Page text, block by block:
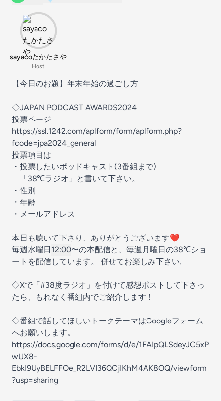
sayacoたかたさや
Host
【今日のお題】年末年始の過ごし方
◇JAPAN PODCAST AWARDS2024
投票ページ
https://ssl.1242.com/aplform/form/aplform.php?
fcode=jpa2024_general
投票項目は
・投票したいポッドキャスト(3番組まで)
「38℃ラジオ」と書いて下さい。
・性別
・年齢
・メールアドレス
本日も聴いて下さり、ありがとうございます❤️
毎週水曜日12:00〜の本配信と、毎週月曜日の38℃ショ
ートを配信しています。 併せてお楽しみ下さい.
◇Xで「#38度ラジオ」を付けて感想ポストして下さっ
たら、もれなく番組内でご紹介します！
◇番組で話してほしいトークテーマはGoogleフォーム
へお願いします。
https://docs.google.com/forms/d/e/1FAIpQLSdeyJC5xP
wUX8-
EbkI9UyBELFFOe_R2LVI36QCjIKhM4AK8OQ/viewform
?usp=sharing